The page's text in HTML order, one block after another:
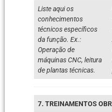
Liste aqui os
conhecimentos
técnicos específicos
da função. Ex.:
Operação de
máquinas CNC, leitura
de plantas técnicas.
7. TREINAMENTOS